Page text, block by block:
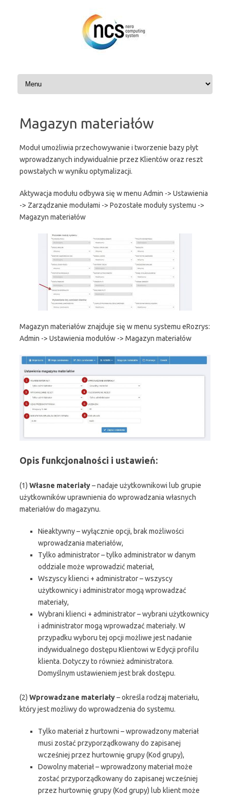
Magazyn materiałów
Moduł umożliwia przechowywanie i tworzenie bazy płyt
wprowadzanych indywidualnie przez Klientów oraz reszt
powstałych w wyniku optymalizacji.
Aktywacja modułu odbywa się w menu Admin -> Ustawienia
-> Zarządzanie modułami -> Pozostałe moduły systemu ->
Magazyn materiałów
Magazyn materiałów znajduje się w menu systemu eRozrys:
Admin -> Ustawienia modułów -> Magazyn materiałów
Opis funkcjonalności i ustawień:
(1) Własne materiały– nadaje użytkownikowi lub grupie
użytkowników uprawnienia do wprowadzania własnych
materiałów do magazynu.
Nieaktywny – wyłącznie opcji, brak możliwości
wprowadzania materiałów,
Tylko administrator – tylko administrator w danym
oddziale może wprowadzić materiał,
Wszyscy klienci + administrator – wszyscy
użytkownicy i administrator mogą wprowadzać
materiały,
Wybrani klienci + administrator – wybrani użytkownicy
i administrator mogą wprowadzać materiały. W
przypadku wyboru tej opcji możliwe jest nadanie
indywidualnego dostępu Klientowi w Edycji profilu
klienta. Dotyczy to również administratora.
Domyślnym ustawieniem jest brak dostępu.
(2) Wprowadzane materiały– określa rodzaj materiału,
który jest możliwy do wprowadzenia do systemu.
Tylko materiał z hurtowni – wprowadzony materiał
musi zostać przyporządkowany do zapisanej
wcześniej przez hurtownię grupy (Kod grupy),
Dowolny materiał – wprowadzony materiał może
zostać przyporządkowany do zapisanej wcześniej
przez hurtownię grupy (Kod grupy) lub klient może